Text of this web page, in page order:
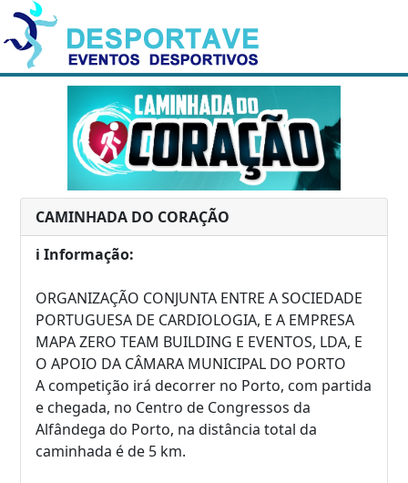
CAMINHADA DO CORAÇÃO
ℹ️ Informação:
ORGANIZAÇÃO CONJUNTA ENTRE A SOCIEDADE
PORTUGUESA DE CARDIOLOGIA, E A EMPRESA
MAPA ZERO TEAM BUILDING E EVENTOS, LDA, E
O APOIO DA CÂMARA MUNICIPAL DO PORTO
A competição irá decorrer no Porto, com partida
e chegada, no Centro de Congressos da
Alfândega do Porto, na distância total da
caminhada é de 5 km.